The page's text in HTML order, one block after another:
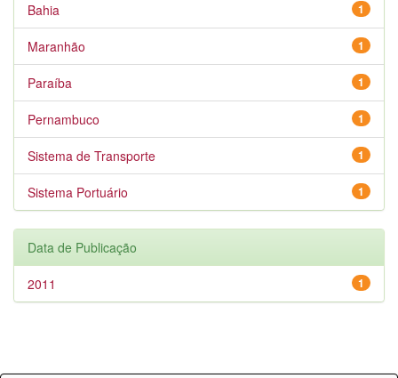
1
Bahia
1
Maranhão
1
Paraíba
1
Pernambuco
1
Sistema de Transporte
1
Sistema Portuário
Data de Publicação
1
2011